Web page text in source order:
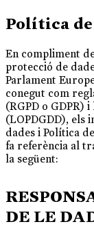
Política
En compliment
protecció de
Parlament
conegut com
(RGPD o GDPR)
(LOPDGDD), els
dades i Política
fa referència al
la següent:
DE LE